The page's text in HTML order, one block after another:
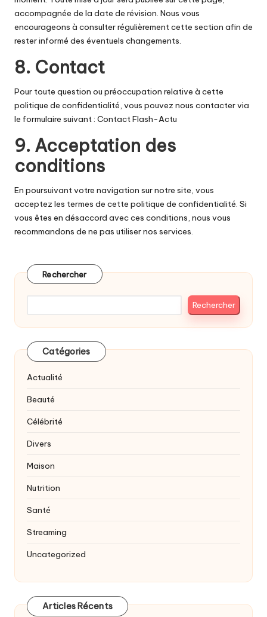
accompagnée de la date de révision. Nous vous
encourageons à consulter régulièrement cette section afin de
rester informé des éventuels changements.
8. Contact
Pour toute question ou préoccupation relative à cette
politique de confidentialité, vous pouvez nous contacter via
le formulaire suivant : Contact Flash-Actu
9. Acceptation des
conditions
En poursuivant votre navigation sur notre site, vous
acceptez les termes de cette politique de confidentialité. Si
vous êtes en désaccord avec ces conditions, nous vous
recommandons de ne pas utiliser nos services.
Rechercher
Rechercher
Catégories
Actualité
Beauté
Célébrité
Divers
Maison
Nutrition
Santé
Streaming
Uncategorized
Articles Récents